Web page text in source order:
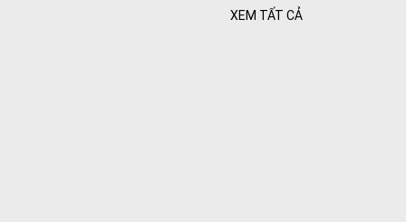
XEM TẤT CẢ